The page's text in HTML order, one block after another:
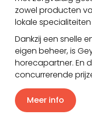
zowel producten
lokale
Dankzij een snelle
eigen beheer, is
horecapartner. En
concurrerende
Meer info